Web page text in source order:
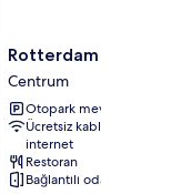
Rotterdam
Marriott
Hotel
Centrum
Rotterdam Marriott
Centrum
Otopark mevcut
Ücretsiz kablosuz
internet
Restoran
Bağlantılı odalar mevcut